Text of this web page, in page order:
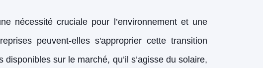
nécessité cruciale pour l’environnement et une
peuvent-elles s'approprier cette transition
sur le marché, qu’il s’agisse du solaire,